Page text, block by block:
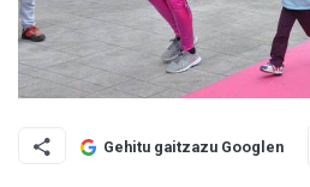
Gehitu gaitzazu Googlen